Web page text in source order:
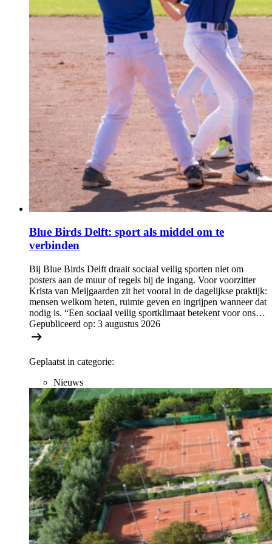
Blue Birds Delft: sport als middel om te
verbinden
Bij Blue Birds Delft draait sociaal veilig sporten niet om
posters aan de muur of regels bij de ingang. Voor voorzitter
Krista van Meijgaarden zit het vooral in de dagelijkse praktijk:
mensen welkom heten, ruimte geven en ingrijpen wanneer dat
nodig is. “Een sociaal veilig sportklimaat betekent voor ons…
Gepubliceerd op: 3 augustus 2026
Geplaatst in categorie:
Nieuws